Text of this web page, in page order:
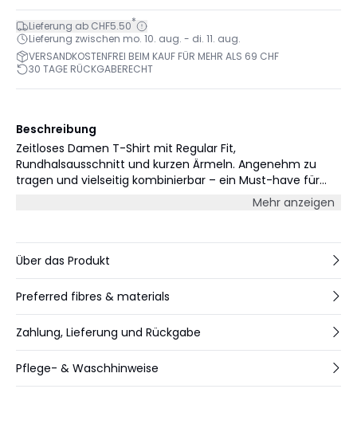
Lieferung ab CHF5.50*
Lieferung zwischen mo. 10. aug. - di. 11. aug.
VERSANDKOSTENFREI BEIM KAUF FÜR MEHR ALS 69 CHF
30 TAGE RÜCKGABERECHT
Beschreibung
Zeitloses Damen T-Shirt mit Regular Fit,
Rundhalsausschnitt und kurzen Ärmeln. Angenehm zu
tragen und vielseitig kombinierbar – ein Must-have für
Mehr anzeigen
Über das Produkt
Preferred fibres & materials
Zahlung, Lieferung und Rückgabe
Pflege- & Waschhinweise